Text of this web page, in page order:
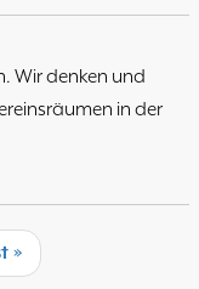
Wir denken und
in der
»